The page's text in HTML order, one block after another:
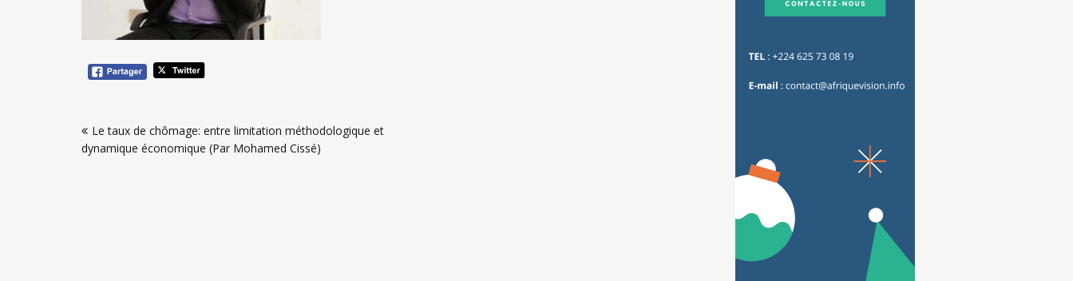
deLe taux de chômage: entre limitation méthodologique et
dynamique économique (Par Mohamed Cissé)